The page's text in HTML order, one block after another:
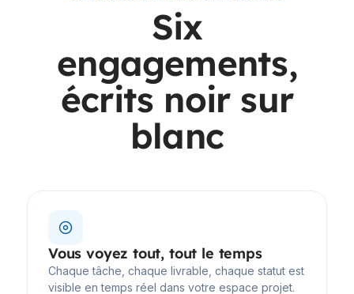
Six
engagements,
écrits noir sur
blanc
Vous voyez tout, tout le temps
Chaque tâche, chaque livrable, chaque statut est
visible en temps réel dans votre espace projet.